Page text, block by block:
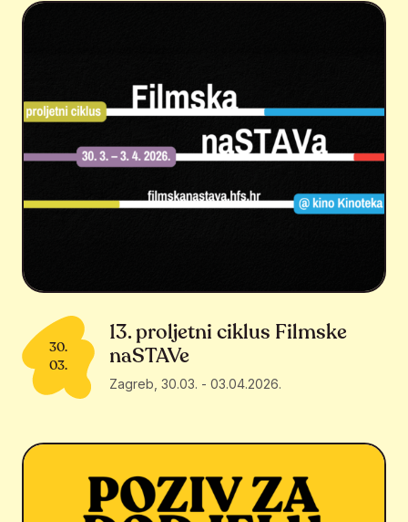
30.
03.
13. proljetni ciklus Filmske
naSTAVe
Zagreb, 30.03. - 03.04.2026.